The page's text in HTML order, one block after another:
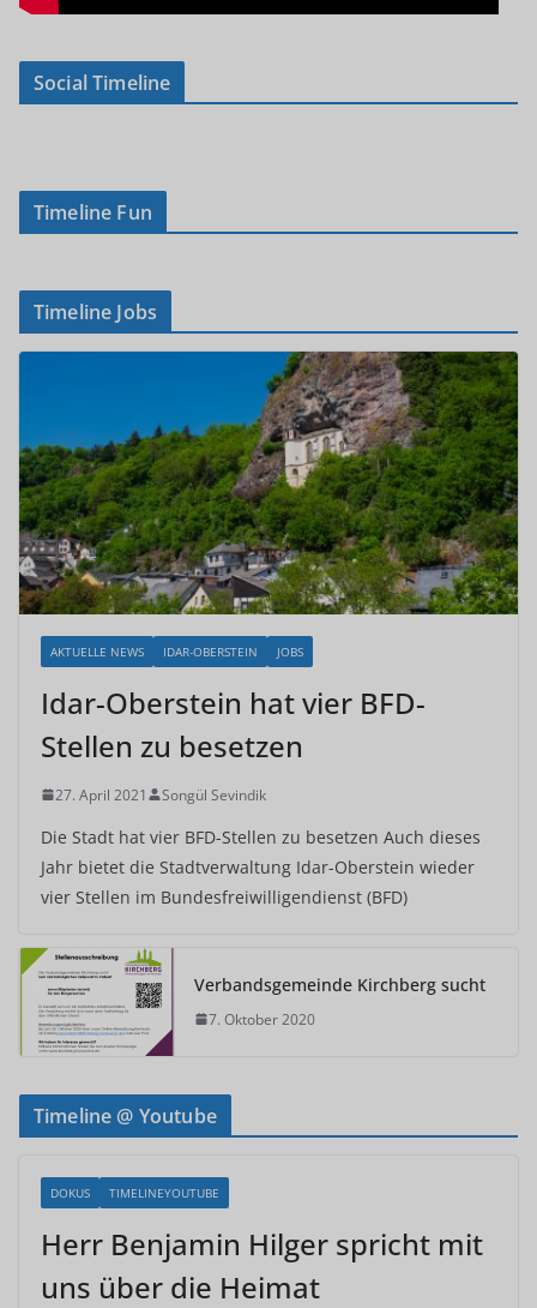
Social Timeline
Timeline Fun
Timeline Jobs
AKTUELLE NEWS IDAR-OBERSTEIN JOBS
Idar-Oberstein hat vier BFD-
Stellen zu besetzen
27. April 2021 Songül Sevindik
Die Stadt hat vier BFD-Stellen zu besetzen Auch dieses
Jahr bietet die Stadtverwaltung Idar-Oberstein wieder
vier Stellen im Bundesfreiwilligendienst (BFD)
Verbandsgemeinde Kirchberg sucht
7. Oktober 2020
Timeline @ Youtube
DOKUS TIMELINEYOUTUBE
Herr Benjamin Hilger spricht mit
uns über die Heimat